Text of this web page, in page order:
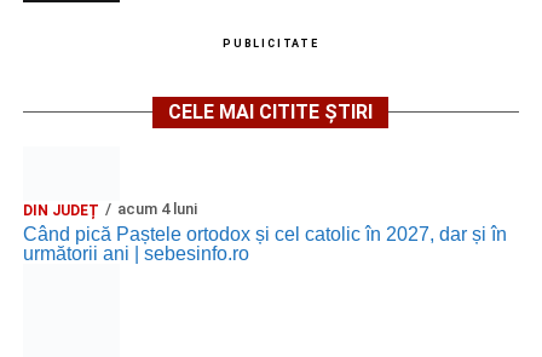
PUBLICITATE
CELE MAI CITITE ȘTIRI
DIN JUDEȚ acum 4 luni
Când pică Paștele ortodox și cel catolic în 2027, dar și în
următorii ani | sebesinfo.ro